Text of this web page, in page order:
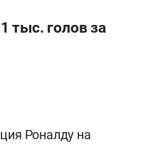
тыс. голов за
Роналду на